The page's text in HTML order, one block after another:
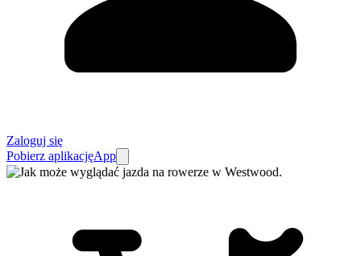
Zaloguj się
Pobierz aplikacjęApp